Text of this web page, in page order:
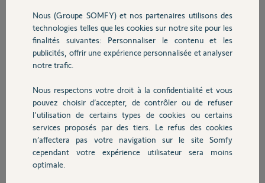
Sécurité
Domotique
Chauffage
Autres produits
Réponses
Ca dépend du volet !
allez sur YouTube et cherchez "Remplacement moteur volet Somfy"
Anonyme il y a plus de 8 ans
Nous (Groupe SOMFY) et nos partenaires utilisons des
technologies telles que les cookies sur notre site pour les
finalités suivantes: Personnaliser le contenu et les
publicités, offrir une expérience personnalisée et analyser
notre trafic.
Nous respectons votre droit à la confidentialité et vous
pouvez choisir d’accepter, de contrôler ou de refuser
l'utilisation de certains types de cookies ou certains
services proposés par des tiers. Le refus des cookies
n’affectera pas votre navigation sur le site Somfy
cependant votre expérience utilisateur sera moins
optimale.